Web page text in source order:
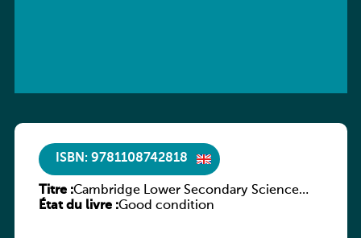
ISBN: 9781108742818
Titre :Cambridge Lower Secondary Science
Workbook with Digital Access Stage 7
État du livre :Good condition